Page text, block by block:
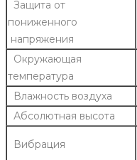
Защита от
пониженного
напряжения
Окружающая
температура
Влажность воздуха
Абсолютная высота
Вибрация